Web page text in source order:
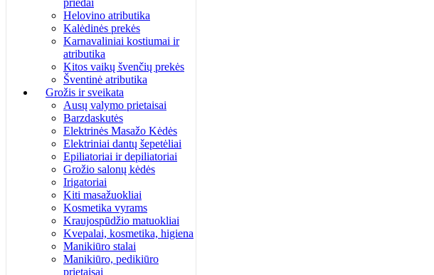
priedai
Helovino atributika
Kalėdinės prekės
Karnavaliniai kostiumai ir
atributika
Kitos vaikų švenčių prekės
Šventinė atributika
Grožis ir sveikata
Ausų valymo prietaisai
Barzdaskutės
Elektrinės Masažo Kėdės
Elektriniai dantų šepetėliai
Epiliatoriai ir depiliatoriai
Grožio salonų kėdės
Irigatoriai
Kiti masažuokliai
Kosmetika vyrams
Kraujospūdžio matuokliai
Kvepalai, kosmetika, higiena
Manikiūro stalai
Manikiūro, pedikiūro
prietaisai